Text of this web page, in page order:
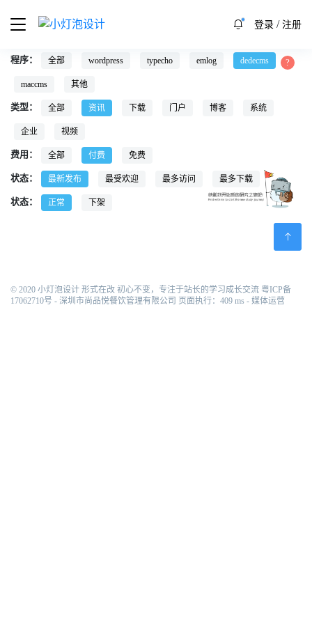
登录/ 注册
程序： 全部 wordpress typecho emlog dedecms
maccms 其他
类型： 全部 资讯 下载 门户 博客 系统
企业 视频
费用： 全部 付费 免费
状态： 最新发布 最受欢迎 最多访问 最多下载
状态： 正常 下架
© 2020 小灯泡设计 形式在改 初心不变，专注于站长的学习成长交流 粤ICP备
17062710号 - 深圳市尚品悦餐饮管理有限公司 页面执行：409 ms - 媒体运营